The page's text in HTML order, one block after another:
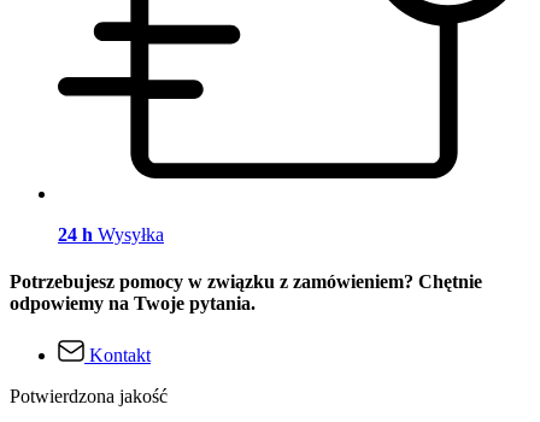
24 h Wysyłka
Potrzebujesz pomocy w związku z zamówieniem? Chętnie
odpowiemy na Twoje pytania.
Kontakt
Potwierdzona jakość